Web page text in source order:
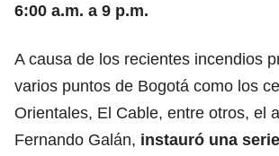
6:00 a.m. a 9 p.m.
A causa de los recientes incendios
varios puntos de Bogotá como los
Orientales, El Cable, entre otros, el
Fernando Galán, instauró una